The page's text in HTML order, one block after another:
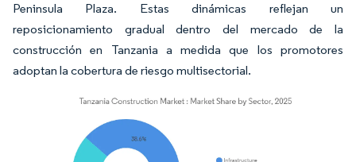
Peninsula Plaza. Estas dinámicas reflejan un
reposicionamiento gradual dentro del mercado de la
construcción en Tanzania a medida que los promotores
adoptan la cobertura de riesgo multisectorial.